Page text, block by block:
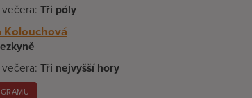
večera: Tři póly
Kolouchová
večera: Tři nejvyšší hory